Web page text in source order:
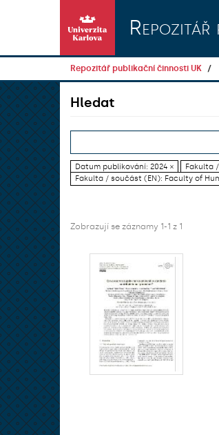
Repozitář publikační činnosti UK
Hledat
Datum publikování: 2024 × Fakulta
Fakulta / součást (EN): Faculty of
Zobrazují se záznamy 1-1 z 1